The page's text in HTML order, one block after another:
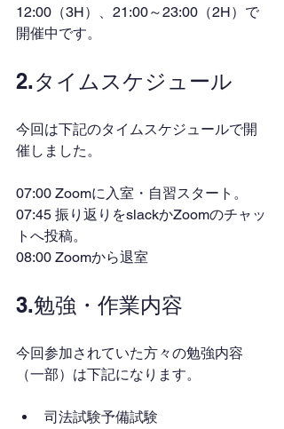
12:00（3H）、21:00～23:00（2H）で
開催中です。
2.タイムスケジュール
今回は下記のタイムスケジュールで開
催しました。
07:00 Zoomに入室・自習スタート。
07:45 振り返りをslackかZoomのチャッ
トへ投稿。
08:00 Zoomから退室
3.勉強・作業内容
今回参加されていた方々の勉強内容
（一部）は下記になります。
司法試験予備試験